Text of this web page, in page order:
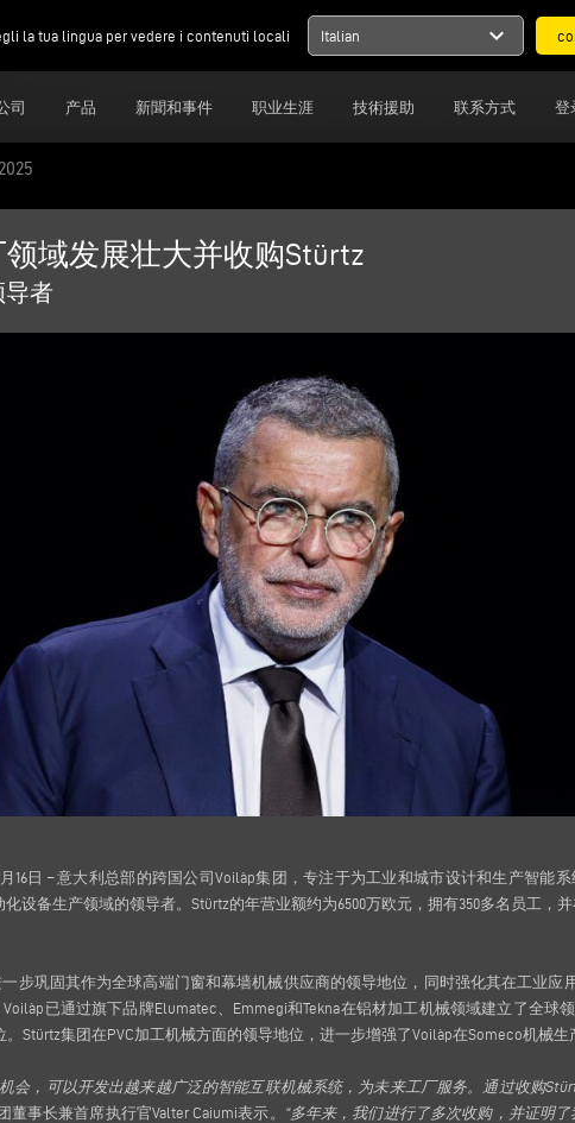
la tua lingua per vedere i contenuti locali Italian expand_more
司 产品 新聞和事件 职业生涯 技術援助 联系方式 登
领域发展壮大并收购Stürtz
导者
月16日 – 意大利总部的跨国公司Voilàp集团，专注于为工业和城市设计和生产智能
设备生产领域的领导者。Stürtz的年营业额约为6500万欧元，拥有350多名员工，
步巩固其作为全球高端门窗和幕墙机械供应商的领导地位，同时强化其在工业应
已通过旗下品牌Elumatec、Emmegi和Tekna在铝材加工机械领域建立了全球
Stürtz集团在PVC加工机械方面的领导地位，进一步增强了Voilàp在Someco机械生
会，可以开发出越来越广泛的智能互联机械系统，为未来工厂服务。通过收购
董事长兼首席执行官Valter Caiumi表示。 “多年来，我们进行了多次收购，并证明